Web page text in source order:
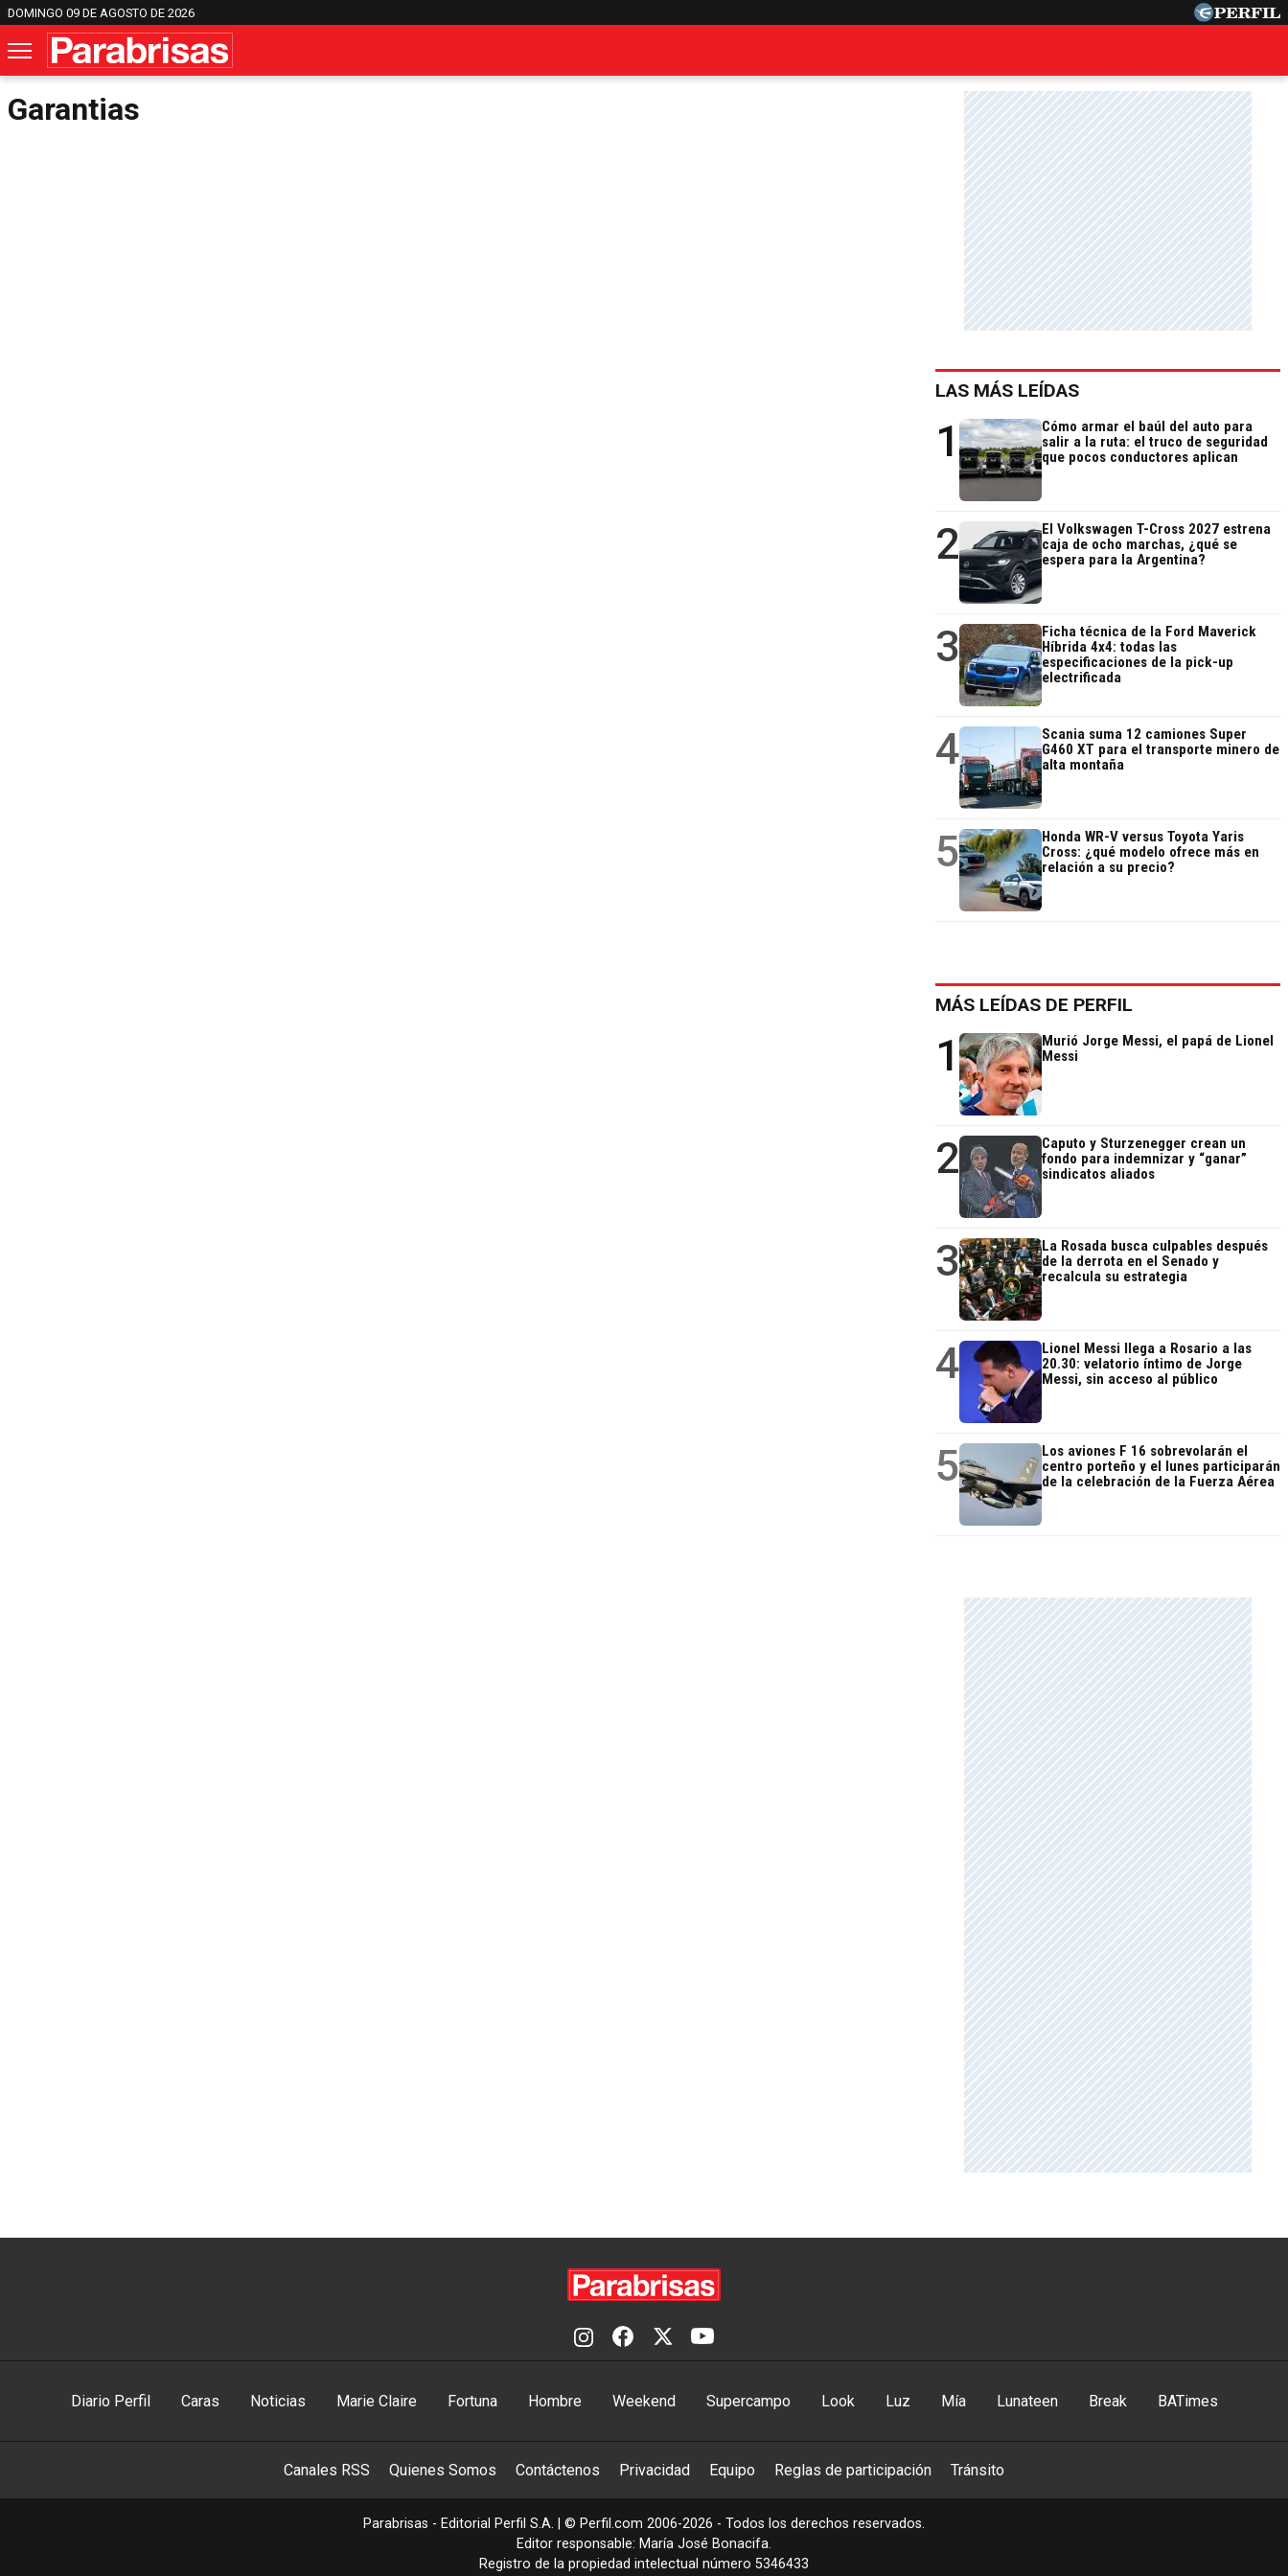
DOMINGO 09 DE AGOSTO DE 2026
Garantias
LAS MÁS LEÍDAS
1
Cómo armar el baúl del auto para
salir a la ruta: el truco de seguridad
que pocos conductores aplican
2
El Volkswagen T-Cross 2027 estrena
caja de ocho marchas, ¿qué se
espera para la Argentina?
3
Ficha técnica de la Ford Maverick
Híbrida 4x4: todas las
especificaciones de la pick-up
electrificada
4
Scania suma 12 camiones Super
G460 XT para el transporte minero de
alta montaña
5
Honda WR-V versus Toyota Yaris
Cross: ¿qué modelo ofrece más en
relación a su precio?
MÁS LEÍDAS DE PERFIL
1
Murió Jorge Messi, el papá de Lionel
Messi
2
Caputo y Sturzenegger crean un
fondo para indemnizar y “ganar”
sindicatos aliados
3
La Rosada busca culpables después
de la derrota en el Senado y
recalcula su estrategia
4
Lionel Messi llega a Rosario a las
20.30: velatorio íntimo de Jorge
Messi, sin acceso al público
5
Los aviones F 16 sobrevolarán el
centro porteño y el lunes participarán
de la celebración de la Fuerza Aérea
Diario Perfil Caras Noticias Marie Claire Fortuna Hombre Weekend Supercampo Look Luz Mía Lunateen Break BATimes
Canales RSS Quienes Somos Contáctenos Privacidad Equipo Reglas de participación Tránsito
Parabrisas - Editorial Perfil S.A. | © Perfil.com 2006-2026 - Todos los derechos reservados.
Editor responsable: María José Bonacifa.
Registro de la propiedad intelectual número 5346433